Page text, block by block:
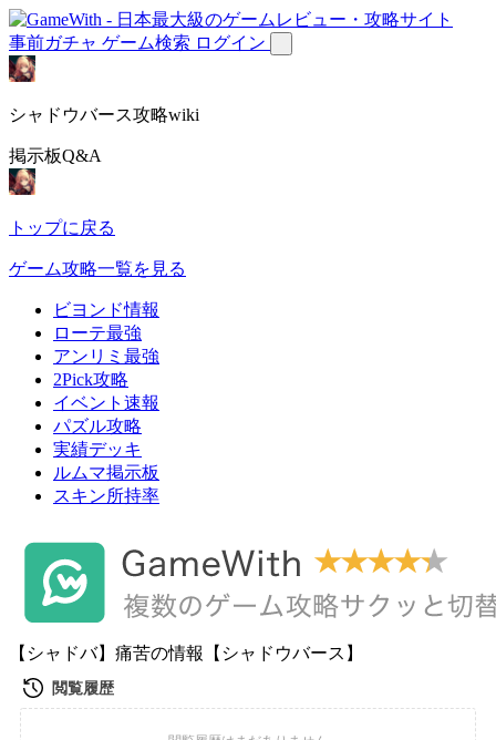
事前ガチャ ゲーム検索 ログイン
シャドウバース攻略wiki
掲示板Q&A
トップに戻る
ゲーム攻略一覧を見る
ビヨンド情報
ローテ最強
アンリミ最強
2Pick攻略
イベント速報
パズル攻略
実績デッキ
ルムマ掲示板
スキン所持率
【シャドバ】痛苦の情報【シャドウバース】